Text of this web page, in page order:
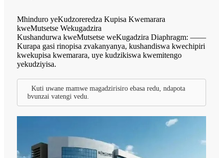
Mhinduro yeKudzoreredza Kupisa Kwemarara
kweMutsetse Wekugadzira
Kushandurwa kweMutsetse weKugadzira Diaphragm: ——
Kurapa gasi rinopisa zvakanyanya, kushandiswa kwechipiri
kwekupisa kwemarara, uye kudzikiswa kwemitengo
yekudziyisa.
Kuti uwane mamwe magadzirisiro ebasa redu, ndapota
bvunzai vatengi vedu.